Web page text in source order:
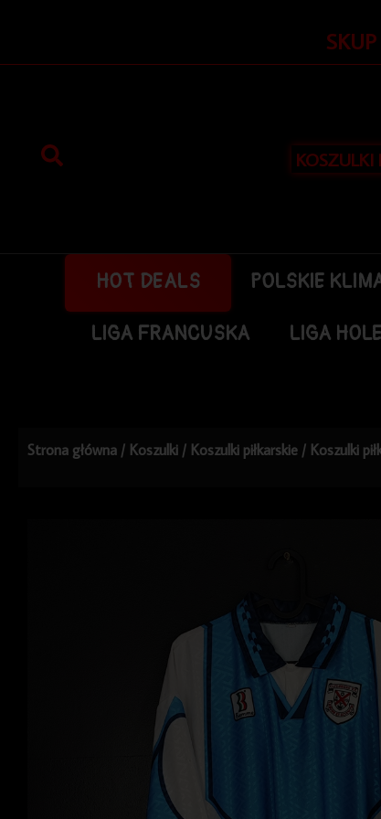
treści
KOSZULKI
HOT DEALS POLSKIE
LIGA FRANCUSKA LIGA
Strona główna / Koszulki / Koszulki piłkarskie / Koszulki